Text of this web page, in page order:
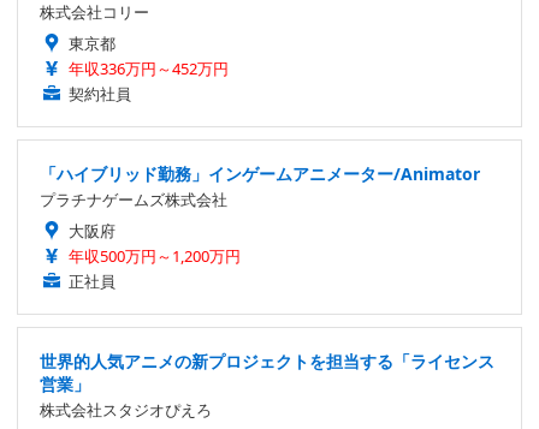
株式会社コリー
東京都
年収336万円～452万円
契約社員
「ハイブリッド勤務」インゲームアニメーター/Animator
プラチナゲームズ株式会社
大阪府
年収500万円～1,200万円
正社員
世界的人気アニメの新プロジェクトを担当する「ライセンス
営業」
株式会社スタジオぴえろ